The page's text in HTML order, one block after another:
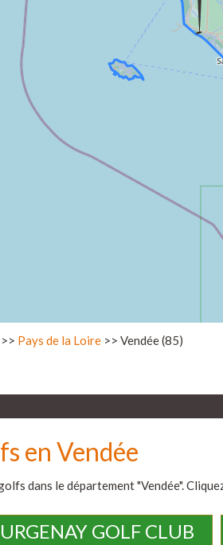
>> Pays de la Loire >> Vendée (85)
en Vendée
dans le département "Vendée".
GOLF CLUB